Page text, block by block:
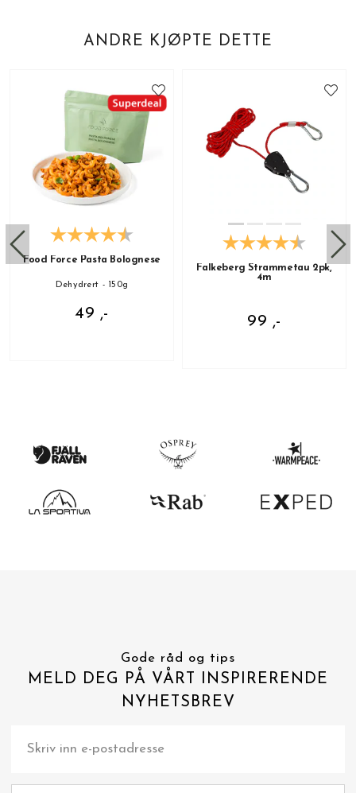
ANDRE KJØPTE DETTE
Food Force Pasta Bolognese
Dehydrert - 150g
49 ,-
Falkeberg Strammetau 2pk,
4m
99 ,-
Gode råd og tips
MELD DEG PÅ VÅRT INSPIRERENDE
NYHETSBREV